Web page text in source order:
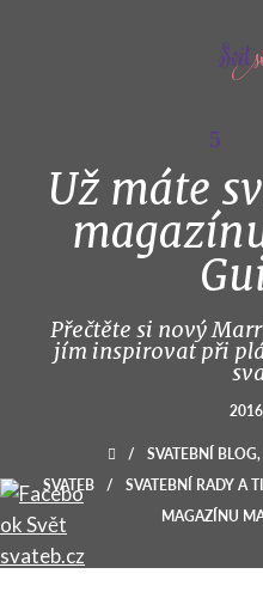
Už máte
Přečtěte si nový
jím inspirovat při
/
SVATEBNÍ
SVATEB
/ SVATEBNÍ RADY A
MAGAZÍNU